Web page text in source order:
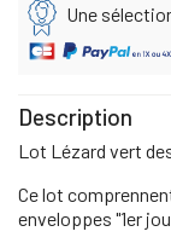
Une
Description
Lot Lézard vert
Ce lot
enveloppes "1er